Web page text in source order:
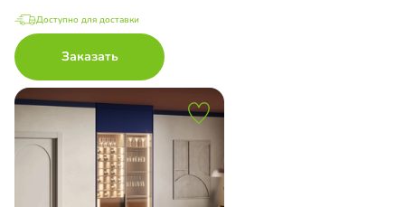
Доступно для доставки
Заказать